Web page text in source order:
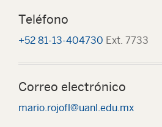
Teléfono
+52 81-13-404730 Ext. 7733
Correo electrónico
mario.rojofl@uanl.edu.mx